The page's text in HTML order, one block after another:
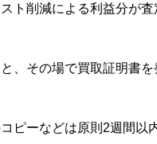
ト削減による利益分が査
、その場で買取証明書を
ピーなどは原則2週間以